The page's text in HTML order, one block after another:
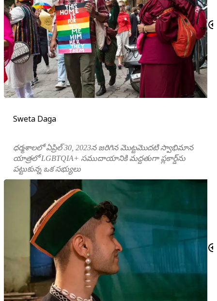
Sweta Daga
ధర్మశాలలో ఏప్రిల్ 30, 2023న జరిగిన మొట్టమొదటి స్వాభిమాన
యాత్రలో LGBTQIA+ సముదాయానికి మద్దతుగా ప్లకార్డ్‌ను
పట్టుకున్న ఒక సభ్యులు